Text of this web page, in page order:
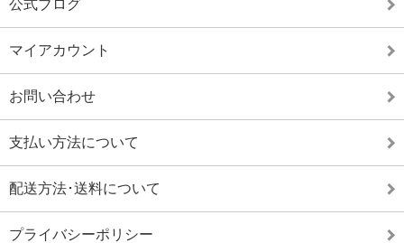
公式ブログ
マイアカウント
お問い合わせ
支払い方法について
配送方法･送料について
プライバシーポリシー